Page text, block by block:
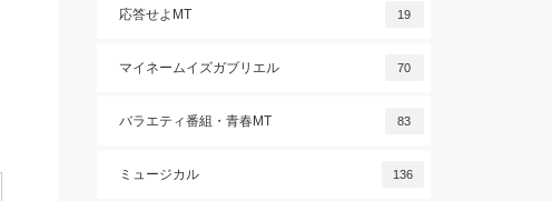
応答せよMT 19
マイネームイズガブリエル 70
バラエティ番組・青春MT 83
ミュージカル 136